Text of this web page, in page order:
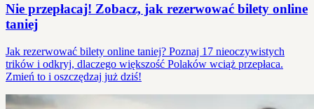
Nie przepłacaj! Zobacz, jak rezerwować bilety online
taniej
Jak rezerwować bilety online taniej? Poznaj 17 nieoczywistych
trików i odkryj, dlaczego większość Polaków wciąż przepłaca.
Zmień to i oszczędzaj już dziś!